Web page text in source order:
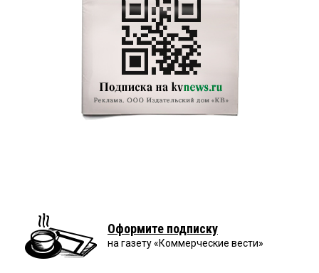
Оформите подписку
на газету «Коммерческие вести»